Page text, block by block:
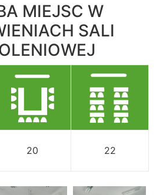
MIEJSC W
SALI
20 22